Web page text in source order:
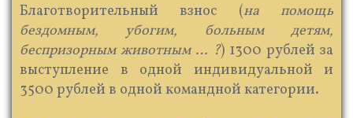
​ Благотворительный взнос (на помощь
бездомным, убогим, больным детям,
беспризорным животным … ?) 1300 рублей за
выступление в одной индивидуальной и
3500 рублей в одной командной категории.